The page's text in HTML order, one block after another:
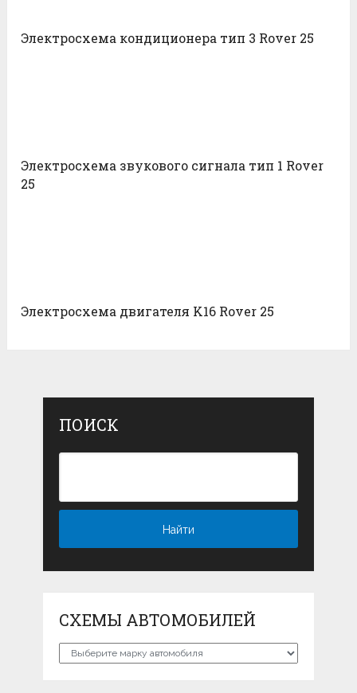
Электросхема кондиционера тип 3 Rover 25
Электросхема звукового сигнала тип 1 Rover
25
Электросхема двигателя K16 Rover 25
ПОИСК
СХЕМЫ АВТОМОБИЛЕЙ
Схемы